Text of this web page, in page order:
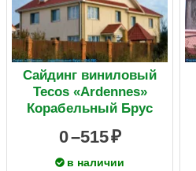
Сайдинг виниловый
Tecos «Ardennes»
Корабельный Брус
0 –515
в наличии